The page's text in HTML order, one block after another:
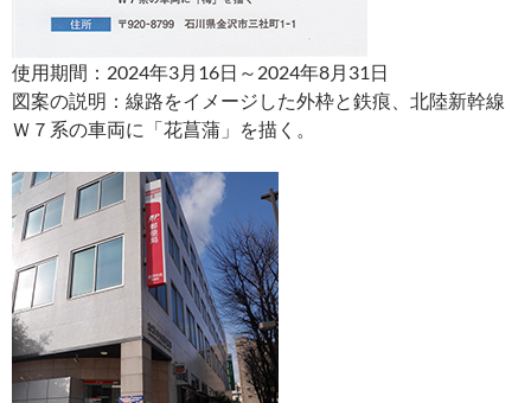
使用期間：2024年3月16日～2024年8月31日
図案の説明：線路をイメージした外枠と鉄痕、北陸新幹線
Ｗ７系の車両に「花菖蒲」を描く。